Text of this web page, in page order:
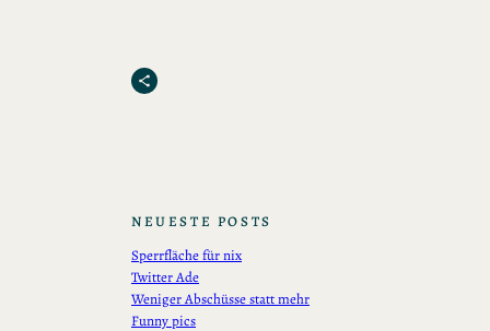
Share Icon
NEUESTE POSTS
Sperrfläche für nix
Twitter Ade
Weniger Abschüsse statt mehr
Funny pics